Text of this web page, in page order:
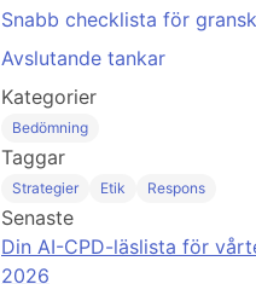
Snabb checklista för
Avslutande tankar
Kategorier
Bedömning
Taggar
Strategier Etik Respons
Senaste
Din AI-CPD-läslista för
2026